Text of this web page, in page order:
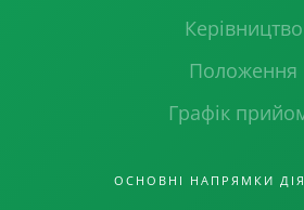
Керівництво
Положення
Графік
ОСНОВНІ НАПРЯМКИ